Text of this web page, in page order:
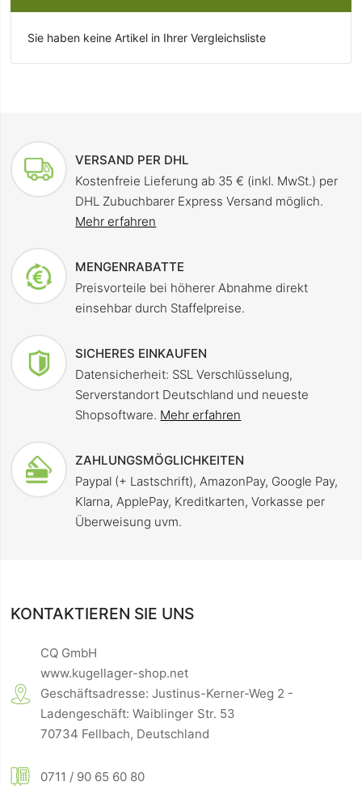
Sie haben keine Artikel in Ihrer Vergleichsliste
VERSAND PER DHL
Kostenfreie Lieferung ab 35 € (inkl. MwSt.) per
DHL Zubuchbarer Express Versand möglich.
Mehr erfahren
MENGENRABATTE
Preisvorteile bei höherer Abnahme direkt
einsehbar durch Staffelpreise.
SICHERES EINKAUFEN
Datensicherheit: SSL Verschlüsselung,
Serverstandort Deutschland und neueste
Shopsoftware. Mehr erfahren
ZAHLUNGSMÖGLICHKEITEN
Paypal (+ Lastschrift), AmazonPay, Google Pay,
Klarna, ApplePay, Kreditkarten, Vorkasse per
Überweisung uvm.
KONTAKTIEREN SIE UNS
CQ GmbH
www.kugellager-shop.net
Geschäftsadresse: Justinus-Kerner-Weg 2 -
Ladengeschäft: Waiblinger Str. 53
70734 Fellbach, Deutschland
0711 / 90 65 60 80